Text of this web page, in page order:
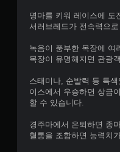
명마를 키워 레이스에 도
서러브레드가 전속력으
녹음이 풍부한 목장에 여
목장이 유명해지면 관광
스태미나, 순발력 등 특
이스에서 우승하면 상금
할 수 있습니다.
경주마에서 은퇴하면 종
혈통을 조합하면 능력치